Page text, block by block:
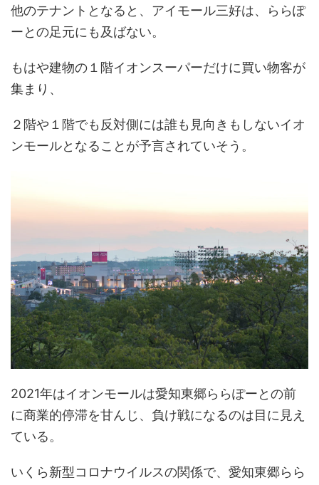
他のテナントとなると、アイモール三好は、ららぽ
ーとの足元にも及ばない。
もはや建物の１階イオンスーパーだけに買い物客が
集まり、
２階や１階でも反対側には誰も見向きもしないイオ
ンモールとなることが予言されていそう。
2021年はイオンモールは愛知東郷ららぽーとの前
に商業的停滞を甘んじ、負け戦になるのは目に見え
ている。
いくら新型コロナウイルスの関係で、愛知東郷らら